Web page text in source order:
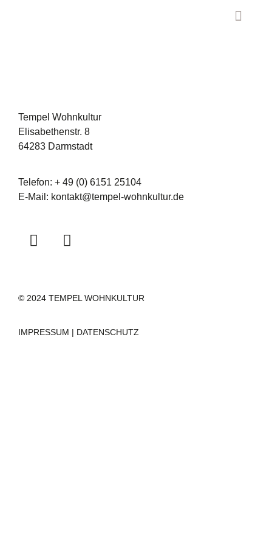
Tempel Wohnkultur
Elisabethenstr. 8
64283 Darmstadt
Telefon: + 49 (0) 6151 25104
E-Mail: kontakt@tempel-wohnkultur.de
© 2024 TEMPEL WOHNKULTUR
IMPRESSUM | DATENSCHUTZ